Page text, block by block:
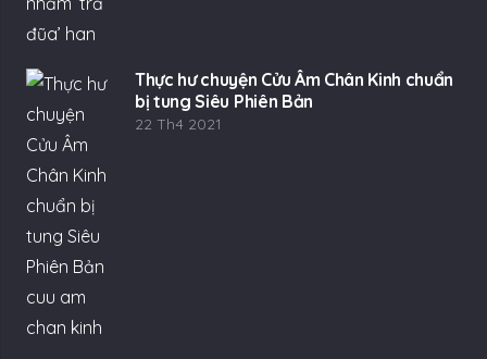
Thực hư chuyện Cửu Âm Chân Kinh chuẩn
bị tung Siêu Phiên Bản
22 Th4 2021